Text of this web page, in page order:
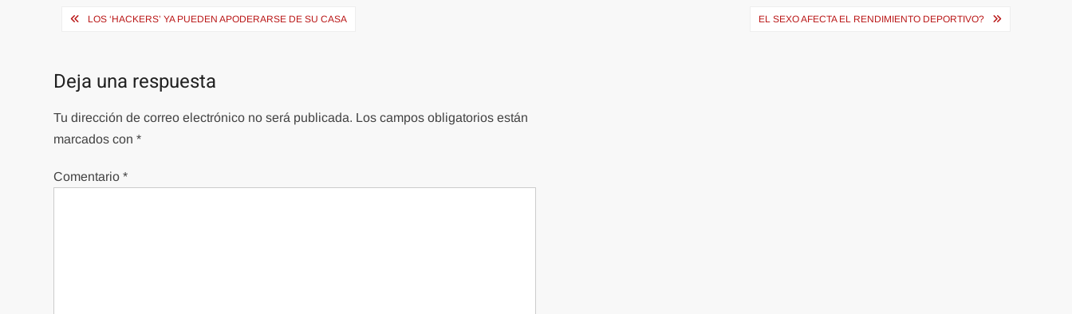
Navegación
entradas
LOS ‘HACKERS’ YA PUEDEN APODERARSE DE SU CASA EL SEXO AFECTA EL RENDIMIENTO DEPORTIVO?
Deja una respuesta
Tu dirección de correo electrónico no será publicada. Los campos obligatorios están
marcados con*
Comentario*